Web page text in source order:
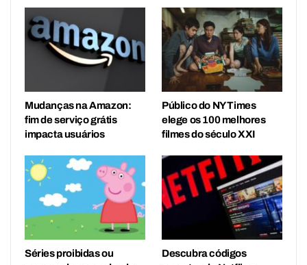
Mudanças na Amazon:
fim de serviço grátis
impacta usuários
Público do NY Times
elege os 100 melhores
filmes do século XXI
Séries proibidas ou
Descubra códigos